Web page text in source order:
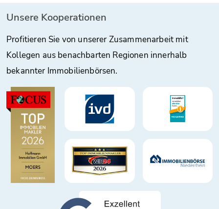
Unsere Kooperationen
Profitieren Sie von unserer Zusammenarbeit mit
Kollegen aus benachbarten Regionen innerhalb
bekannter Immobilienbörsen.